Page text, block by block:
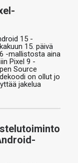
15 -
15. päivä
-mallistosta aina
Pixel 9 -
Source
on ollut jo
jakelua